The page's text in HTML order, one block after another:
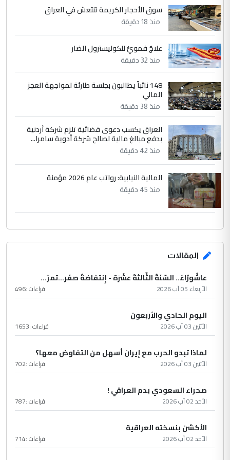
علي
التعليق : هذه الزيارة تنفع لبنان، دون الشعب
العراقي، الذي احترق بحر الصيف، في حين
حكومة الزيدي ...
الموضوع :
نواف سلام في بغداد.. "الفيول" مقابل
تصدير النفط العراقي
سوق الأحجار الكريمة تنتعش في العراق
منذ 18 دقيقة
علاجٌ فمويٌّ للكوليسترول الضار
منذ 32 دقيقة
148 نائباً يطالبون بجلسة طارئة لمواجهة العجز
المالي
منذ 38 دقيقة
العراق يكسب دعوى قضائية تلزم شركة أردنية
بدفع مبالغ مالية لصالح شركة أدوية سامرا...
منذ 42 دقيقة
المالية النيابية: رواتب عام 2026 مؤمنة
منذ 45 دقيقة
المقالات
عاشُورْاءُ.. السّنَةُ الثّالثةَ عشَرَة - إِنتفاضةُ صفَر…تمرّ...
الأربعاء 05 آب 2026 قراءات :496
اليوم الحادي والأربعون
الأثنين 03 آب 2026 قراءات :1653
لماذا تبدو الحرب مع إيران أسهل من التفاوض معها؟
الأثنين 03 آب 2026 قراءات :702
صحراء السعودي بدم العراقي !
الأحد 02 آب 2026 قراءات :787
الأكشن بنسخته العراقية
الأحد 02 آب 2026 قراءات :714